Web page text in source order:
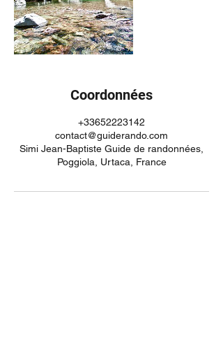
Coordonnées
+33652223142
contact@guiderando.com
Simi Jean-Baptiste Guide de randonnées,
Poggiola, Urtaca, France